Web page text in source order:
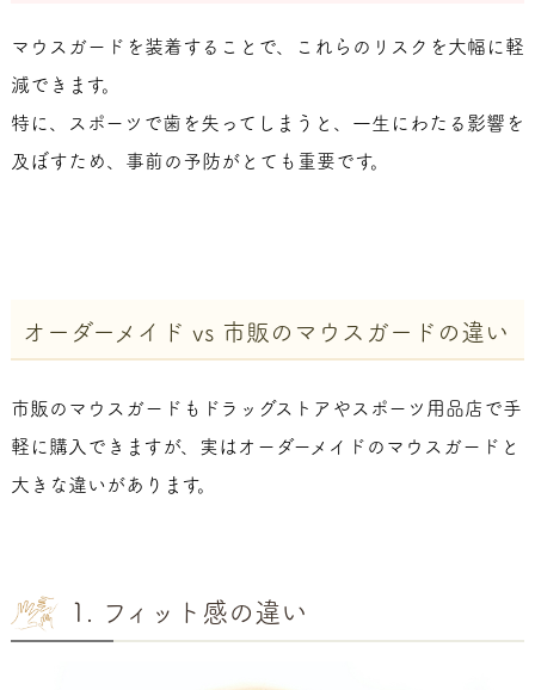
マウスガードを装着することで、これらのリスクを大幅に軽
減できます。
特に、スポーツで歯を失ってしまうと、一生にわたる影響を
及ぼすため、事前の予防がとても重要です。
オーダーメイド vs 市販のマウスガードの違い
市販のマウスガードもドラッグストアやスポーツ用品店で手
軽に購入できますが、実はオーダーメイドのマウスガードと
大きな違いがあります。
1. フィット感の違い